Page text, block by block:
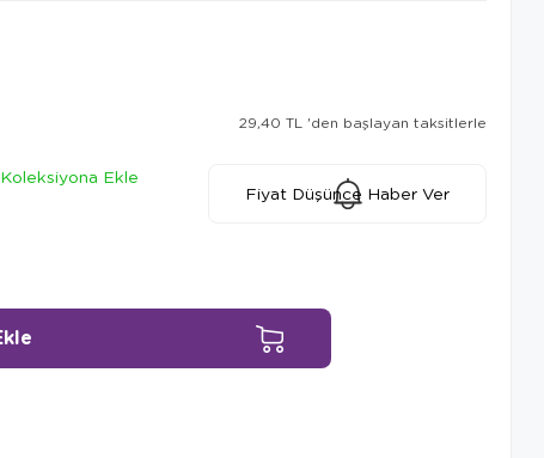
29,40 TL 'den başlayan taksitlerle
Koleksiyona Ekle
Fiyat Düşünce Haber Ver